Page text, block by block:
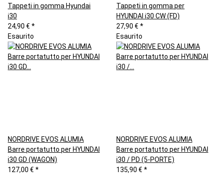
Tappeti in gomma Hyundai
i30
24,90 € *
Tappeti in gomma per
HYUNDAI i30 CW (FD)
27,90 € *
Esaurito
NORDRIVE EVOS ALUMIA
Barre portatutto per HYUNDAI
i30 GD (WAGON)
127,00 € *
Esaurito
NORDRIVE EVOS ALUMIA
Barre portatutto per HYUNDAI
i30 / PD (5-PORTE)
135,90 € *